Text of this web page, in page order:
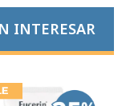
INTERESAR